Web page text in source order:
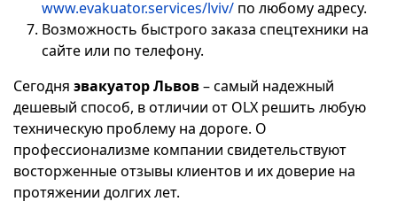
www.evakuator.services/lviv/ по любому адресу.
Возможность быстрого заказа спецтехники на
сайте или по телефону.
Сегодня эвакуатор Львов– самый надежный
дешевый способ, в отличии от OLX решить любую
техническую проблему на дороге. О
профессионализме компании свидетельствуют
восторженные отзывы клиентов и их доверие на
протяжении долгих лет.